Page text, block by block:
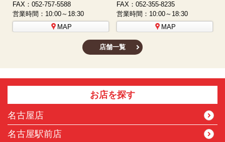
FAX：052-508-5930
営業時間：10:00～18:30
MAP
FAX：052-481-3587
営業時間：10:00～18:30
MAP
店舗一覧
お店を探す
名古屋店
名古屋駅前店